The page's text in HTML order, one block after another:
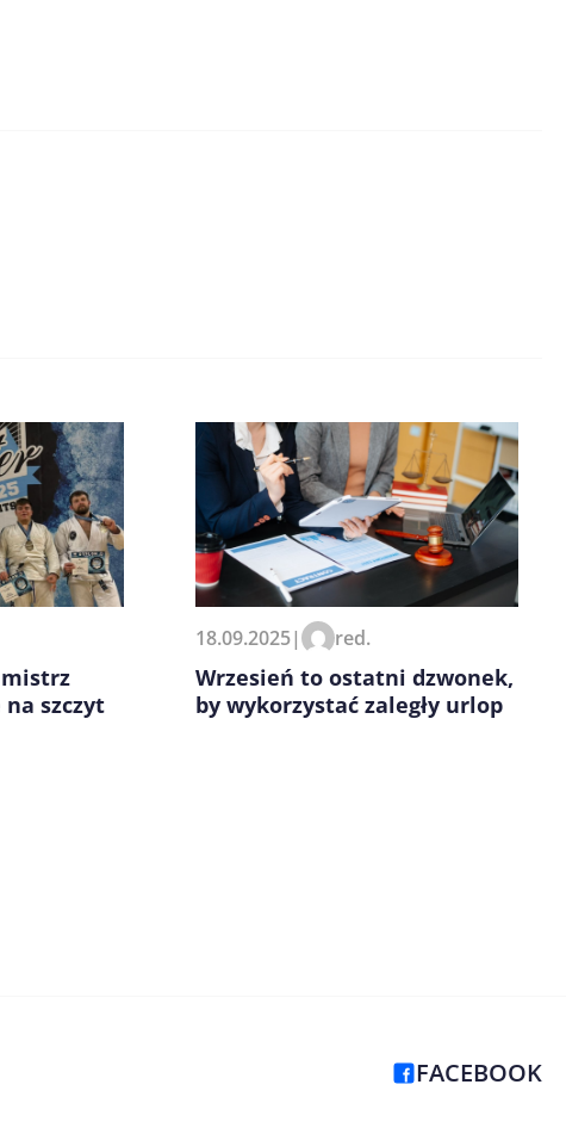
mistrz
na szczyt
18.09.2025| red.
Wrzesień to ostatni dzwonek,
by wykorzystać zaległy urlop
FACEBOOK